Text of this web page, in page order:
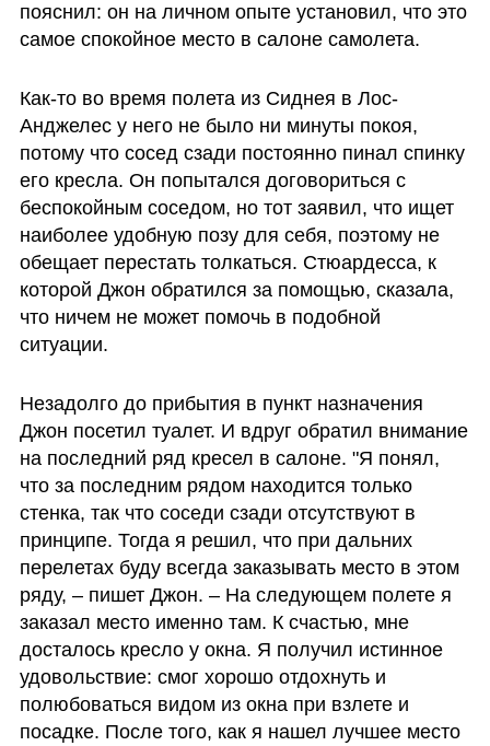
пояснил: он на личном опыте установил, что это
самое спокойное место в салоне самолета.
Как-то во время полета из Сиднея в Лос-
Анджелес у него не было ни минуты покоя,
потому что сосед сзади постоянно пинал спинку
его кресла. Он попытался договориться с
беспокойным соседом, но тот заявил, что ищет
наиболее удобную позу для себя, поэтому не
обещает перестать толкаться. Стюардесса, к
которой Джон обратился за помощью, сказала,
что ничем не может помочь в подобной
ситуации.
Незадолго до прибытия в пункт назначения
Джон посетил туалет. И вдруг обратил внимание
на последний ряд кресел в салоне. "Я понял,
что за последним рядом находится только
стенка, так что соседи сзади отсутствуют в
принципе. Тогда я решил, что при дальних
перелетах буду всегда заказывать место в этом
ряду, – пишет Джон. – На следующем полете я
заказал место именно там. К счастью, мне
досталось кресло у окна. Я получил истинное
удовольствие: смог хорошо отдохнуть и
полюбоваться видом из окна при взлете и
посадке. После того, как я нашел лучшее место